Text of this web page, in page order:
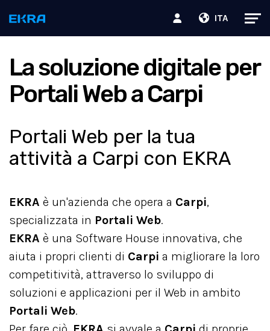
ITA
La soluzione digitale per
Portali Web a Carpi
Portali Web per la tua
attività a Carpi con EKRA
EKRA è un'azienda che opera a Carpi,
specializzata in Portali Web.
EKRA è una Software House innovativa, che
aiuta i propri clienti di Carpi a migliorare la loro
competitività, attraverso lo sviluppo di
soluzioni e applicazioni per il Web in ambito
Portali Web.